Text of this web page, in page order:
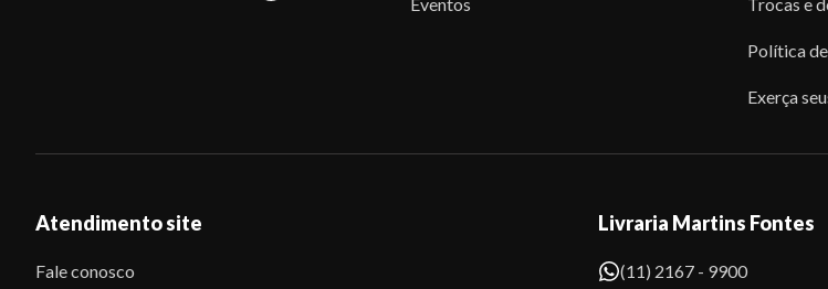
Política
Exerça
Atendimento site
Fale conosco
Livraria Martins Fontes
(11) 2167 - 9900